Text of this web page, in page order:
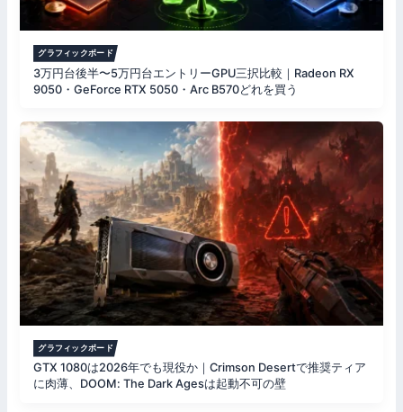
グラフィックボード
3万円台後半〜5万円台エントリーGPU三択比較｜Radeon RX
9050・GeForce RTX 5050・Arc B570どれを買う
グラフィックボード
GTX 1080は2026年でも現役か｜Crimson Desertで推奨ティア
に肉薄、DOOM: The Dark Agesは起動不可の壁